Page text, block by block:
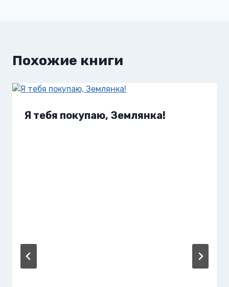
Похожие книги
Я тебя покупаю, Землянка!